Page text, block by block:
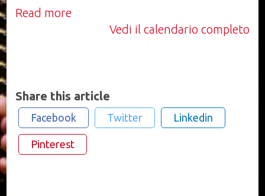
Read more
Vedi il calendario completo
Share this article
Facebook Twitter Linkedin
Pinterest